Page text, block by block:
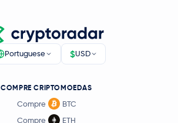
Portuguese $USD
COMPRE CRIPTOMOEDAS
Compre
BTC
Compre
ETH